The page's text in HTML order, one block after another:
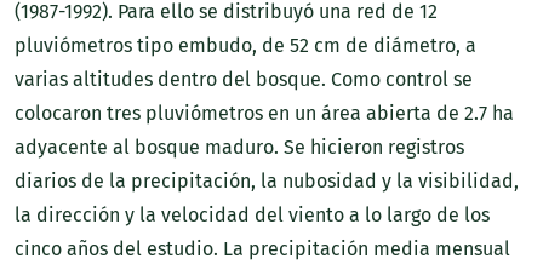
(1987-1992). Para ello se distribuyó una red de 12
pluviómetros tipo embudo, de 52 cm de diámetro, a
varias altitudes dentro del bosque. Como control se
colocaron tres pluviómetros en un área abierta de 2.7 ha
adyacente al bosque maduro. Se hicieron registros
diarios de la precipitación, la nubosidad y la visibilidad,
la dirección y la velocidad del viento a lo largo de los
cinco años del estudio. La precipitación media mensual